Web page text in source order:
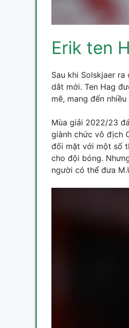
Erik ten
Sau khi Solskjaer
dắt mới. Ten Hag
mẽ, mang đến
Mùa giải 2022/23
giành chức vô địch
đối mặt với một số
cho đội bóng.
người có thể đưa